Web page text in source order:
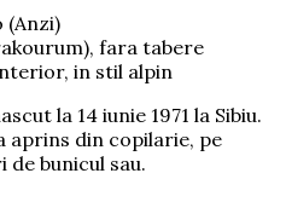
(Anzi)
fara tabere
in stil alpin
la 14 iunie 1971 la Sibiu.
aprins din copilarie, pe
de bunicul sau.